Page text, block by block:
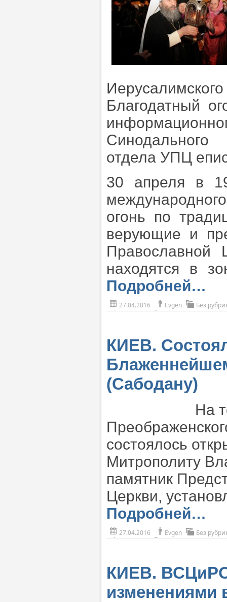
Благодатный
Синодального
отдела УПЦ
30 апреля в
огонь по
верующие и
находятся в
Подробней…
27.04.2016 Evgen Без
КИЕВ.
(Сабодану)
На
состоялось
Митрополиту
памятник
Церкви,
Подробней…
27.04.2016 Evgen Без
КИЕВ.
изменениями